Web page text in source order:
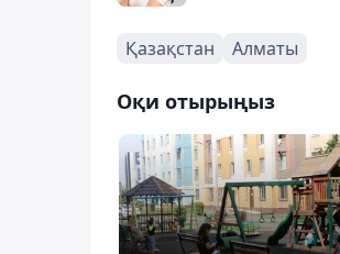
Қазақстан Алматы
Оқи отырыңыз